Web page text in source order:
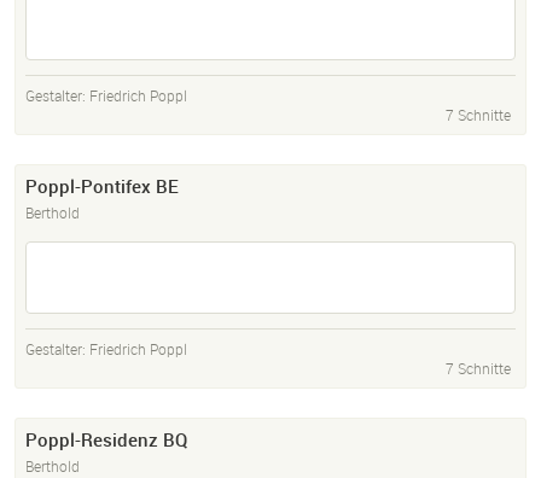
Gestalter: Friedrich Poppl
7 Schnitte
Poppl-Pontifex BE
Berthold
Gestalter: Friedrich Poppl
7 Schnitte
Poppl-Residenz BQ
Berthold